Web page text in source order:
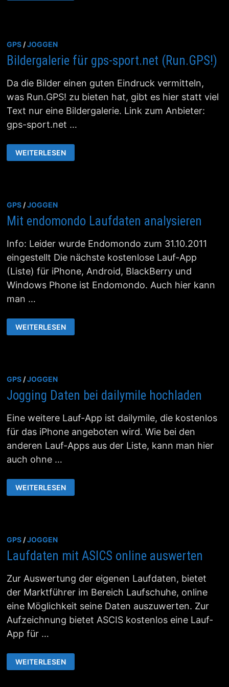
APP
GPS /JOGGEN
Bildergalerie für gps-sport.net (Run.GPS!)
Da die Bilder einen guten Eindruck vermitteln,
was Run.GPS! zu bieten hat, gibt es hier statt viel
Text nur eine Bildergalerie. Link zum Anbieter:
gps-sport.net …
BILDERGALERIE
FÜR
GPS-
WEITERLESEN
GPS /JOGGEN
Mit endomondo Laufdaten analysieren
Info: Leider wurde Endomondo zum 31.10.2011
eingestellt Die nächste kostenlose Lauf-App
(Liste) für iPhone, Android, BlackBerry und
Windows Phone ist Endomondo. Auch hier kann
man …
MIT
ENDOMONDO
LAUFDATEN
WEITERLESEN
GPS /JOGGEN
Jogging Daten bei dailymile hochladen
Eine weitere Lauf-App ist dailymile, die kostenlos
für das iPhone angeboten wird. Wie bei den
anderen Lauf-Apps aus der Liste, kann man hier
auch ohne …
JOGGING
DATEN
BEI
WEITERLESEN
GPS /JOGGEN
Laufdaten mit ASICS online auswerten
Zur Auswertung der eigenen Laufdaten, bietet
der Marktführer im Bereich Laufschuhe, online
eine Möglichkeit seine Daten auszuwerten. Zur
Aufzeichnung bietet ASCIS kostenlos eine Lauf-
App für …
LAUFDATEN
MIT
ASICS
WEITERLESEN